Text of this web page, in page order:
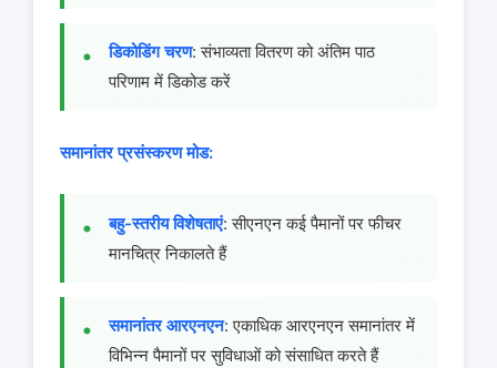
डिकोडिंग चरण: संभाव्यता वितरण को अंतिम पाठ
परिणाम में डिकोड करें
समानांतर प्रसंस्करण मोड:
बहु-स्तरीय विशेषताएं: सीएनएन कई पैमानों पर फीचर
मानचित्र निकालते हैं
समानांतर आरएनएन: एकाधिक आरएनएन समानांतर में
विभिन्न पैमानों पर सुविधाओं को संसाधित करते हैं